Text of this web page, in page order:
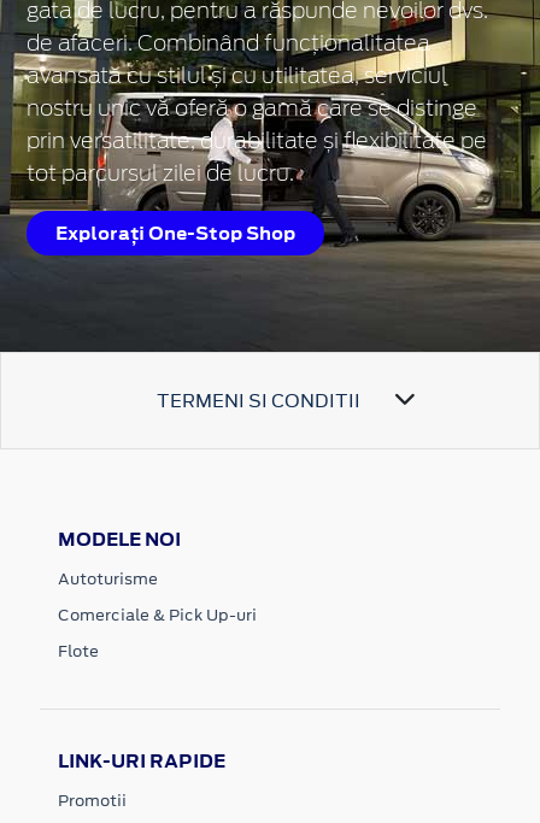
gata de lucru, pentru a răspunde nevoilor dvs.
de afaceri. Combinând funcționalitatea
avansată cu stilul și cu utilitatea, serviciul
nostru unic vă oferă o gamă care se distinge
prin versatilitate, durabilitate și flexibilitate pe
tot parcursul zilei de lucru.
Explorați One-Stop Shop
TERMENI SI CONDITII
MODELE NOI
Autoturisme
Comerciale & Pick Up-uri
Flote
LINK-URI RAPIDE
Promotii